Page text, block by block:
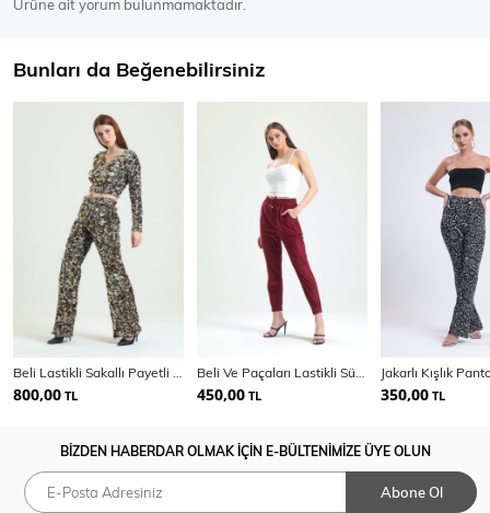
Ürüne ait yorum bulunmamaktadır.
Bunları da Beğenebilirsiniz
Beli Lastikli Sakallı Payetli Abiye Pantolon | Pnt34671
800,00 TL
Beli Ve Paçaları Lastikli Süet Pantolon | PNT33895
450,00 TL 350,00 TL
BİZDEN HABERDAR OLMAK İÇİN E-BÜLTENİMİZE ÜYE OLUN
Abone Ol